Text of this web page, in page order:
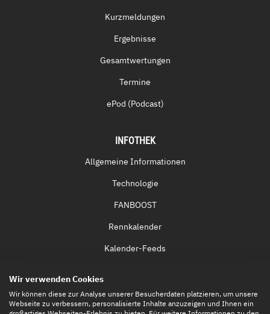
Kurzmeldungen
Ergebnisse
Gesamtwertungen
Termine
ePod (Podcast)
INFOTHEK
Allgemeine Informationen
Technologie
FANBOOST
Rennkalender
Kalender-Feeds
Eintrittskarten
Wir verwenden Cookies
Wir können diese zur Analyse unserer Besucherdaten platzieren, um unsere
Webseite zu verbessern, personalisierte Inhalte anzuzeigen und Ihnen ein